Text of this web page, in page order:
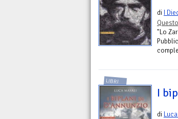
di I
"Lo
LIBRI
I
di